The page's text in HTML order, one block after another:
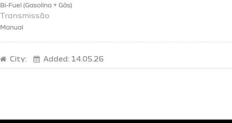
Bi-Fuel (Gasolina + Gás)
Manual
City: Added: 14.05.26